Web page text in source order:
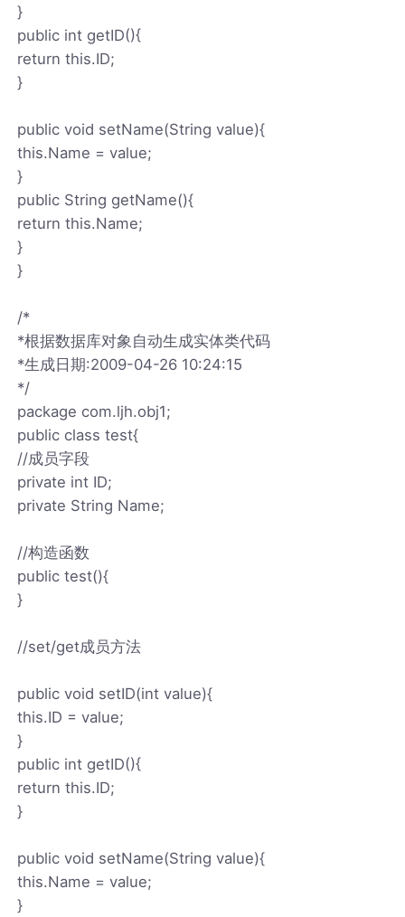
}
public int getID(){
return this.ID;
}
public void setName(String value){
this.Name = value;
}
public String getName(){
return this.Name;
}
}
/*
*根据数据库对象自动生成实体类代码
*生成日期:2009-04-26 10:24:15
*/
package com.ljh.obj1;
public class test{
//成员字段
private int ID;
private String Name;
//构造函数
public test(){
}
//set/get成员方法
public void setID(int value){
this.ID = value;
}
public int getID(){
return this.ID;
}
public void setName(String value){
this.Name = value;
}